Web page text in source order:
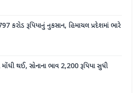
કરોડ રૂપિયાનું નુકસાન, હિમાચલ પ્રદેશમાં ભારે
મોંઘી થઈ, સોનાના ભાવ 2,200 રૂપિયા સુધી